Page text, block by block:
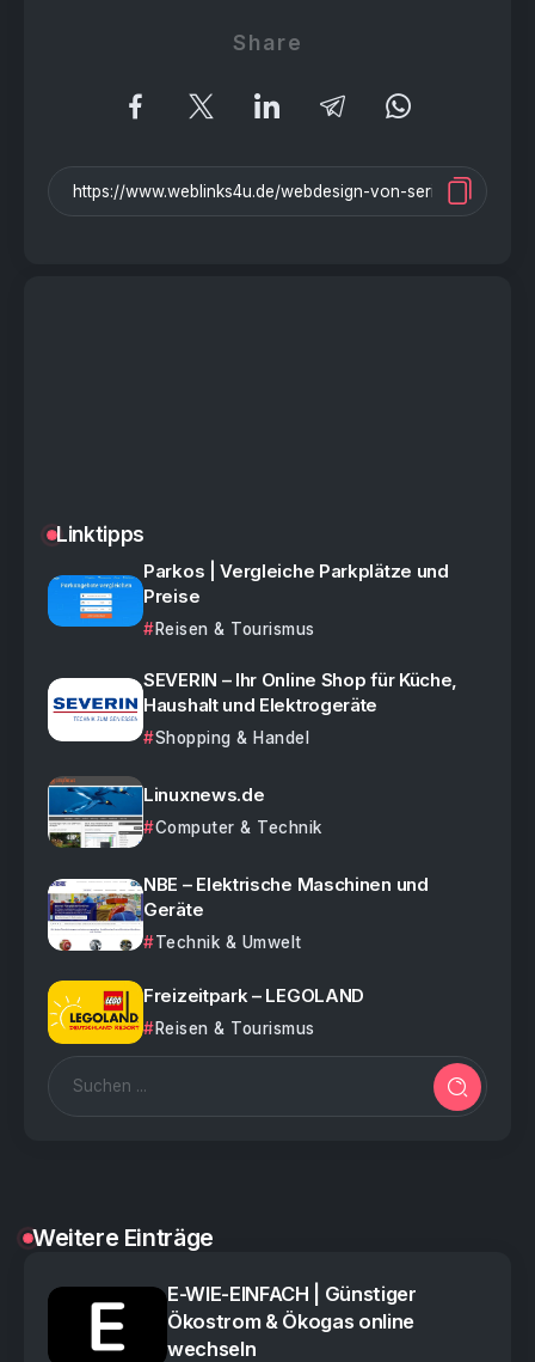
Share
Linktipps
Parkos | Vergleiche Parkplätze und
Preise
Reisen & Tourismus
SEVERIN – Ihr Online Shop für Küche,
Haushalt und Elektrogeräte
Shopping & Handel
Linuxnews.de
Computer & Technik
NBE – Elektrische Maschinen und
Geräte
Technik & Umwelt
Freizeitpark – LEGOLAND
Reisen & Tourismus
Weitere Einträge
E-WIE-EINFACH | Günstiger
Ökostrom & Ökogas online
wechseln